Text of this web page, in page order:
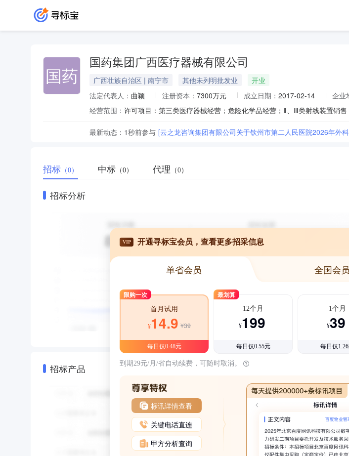
国药
国药集团广西医疗器械有限公司
广西壮族自治区 | 南宁市 其他未列明批发业
开业
法定代表人： 曲颖 注册资本： 7300万元 成立日期： 2017-02-14 企业
经营范围：
最新动态： 1秒前参与 [云之龙咨询集团有限公司关于钦州市第二人民医院2026年
招标 （0） 中标 （0） 代理 （0）
招标分析
招标产品
VIP 开通寻标宝会员，查看更多招采信息
单省会员 全国会员
限购一次
首月试用
¥14.9 ¥39
每日仅0.48元
最划算
12个月
¥199
每日仅0.55元
1个月
¥39
每日仅
到期29元/月/省自动续费，可随时取消。
标讯详情查看
关键电话直连
甲方分析查询